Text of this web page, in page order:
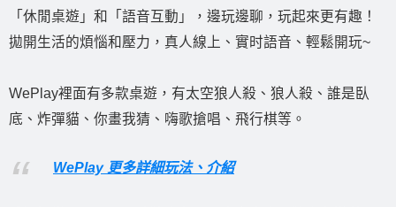
「休閒桌遊」和「語音互動」，邊玩邊聊，玩起來更有趣！
拋開生活的煩惱和壓力，真人線上、實时語音、輕鬆開玩~
WePlay裡面有多款桌遊，有太空狼人殺、狼人殺、誰是臥
底、炸彈貓、你畫我猜、嗨歌搶唱、飛行棋等。
WePlay 更多詳細玩法、介紹